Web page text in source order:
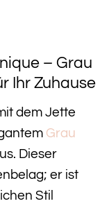
– Grau
Ihr Zuhause
dem Jette
Grau
Dieser
er ist
Stil